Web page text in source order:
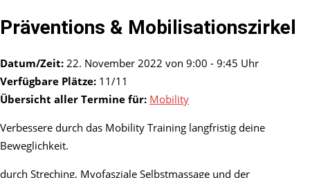
Präventions & Mobilisationszirkel
Datum/Zeit: 22. November 2022 von 9:00 - 9:45 Uhr
Verfügbare Plätze: 11/11
Übersicht aller Termine für: Mobility
Verbessere durch das Mobility Training langfristig deine
Beweglichkeit.
durch Streching, Myofasziale Selbstmassage und der